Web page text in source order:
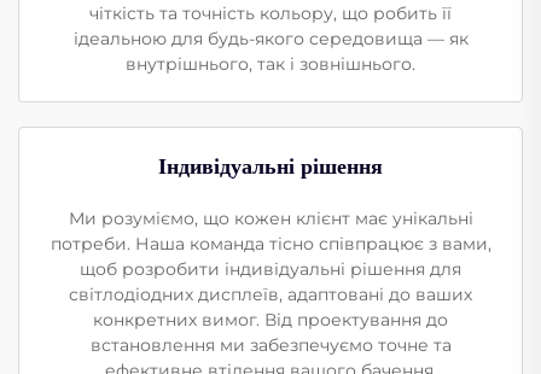
чіткість та точність кольору, що робить її
ідеальною для будь-якого середовища — як
внутрішнього, так і зовнішнього.
Індивідуальні рішення
Ми розуміємо, що кожен клієнт має унікальні
потреби. Наша команда тісно співпрацює з вами,
щоб розробити індивідуальні рішення для
світлодіодних дисплеїв, адаптовані до ваших
конкретних вимог. Від проектування до
встановлення ми забезпечуємо точне та